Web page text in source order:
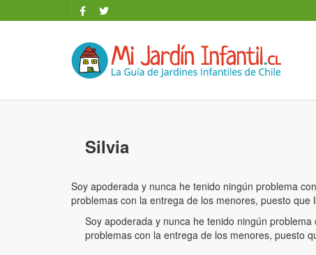
Silvia
Soy apoderada y nunca he tenido ningún problema
problemas con la entrega de los menores, puesto que
Soy apoderada y nunca he tenido ningún
problemas con la entrega de los menores, puesto